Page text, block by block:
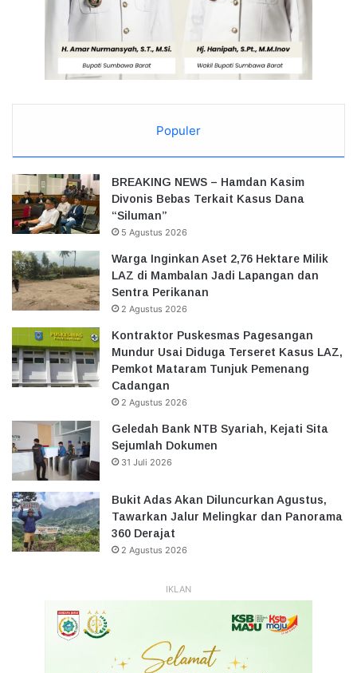
Populer
BREAKING NEWS – Hamdan Kasim
Divonis Bebas Terkait Kasus Dana
“Siluman”
5 Agustus 2026
Warga Inginkan Aset 2,76 Hektare Milik
LAZ di Mambalan Jadi Lapangan dan
Sentra Perikanan
2 Agustus 2026
Kontraktor Puskesmas Pagesangan
Mundur Usai Diduga Terseret Kasus LAZ,
Pemkot Mataram Tunjuk Pemenang
Cadangan
2 Agustus 2026
Geledah Bank NTB Syariah, Kejati Sita
Sejumlah Dokumen
31 Juli 2026
Bukit Adas Akan Diluncurkan Agustus,
Tawarkan Jalur Melingkar dan Panorama
360 Derajat
2 Agustus 2026
IKLAN